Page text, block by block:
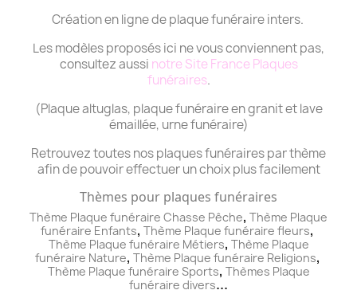
Création en ligne de plaque funéraire inters.
Les modèles proposés ici ne vous conviennent pas,
consultez aussi notre Site France Plaques
funéraires.
(Plaque altuglas, plaque funéraire en granit et lave
émaillée, urne funéraire)
Retrouvez toutes nos plaques funéraires par thème
afin de pouvoir effectuer un choix plus facilement
Thèmes pour plaques funéraires
Thème Plaque funéraire Chasse Pêche, Thème Plaque
funéraire Enfants, Thème Plaque funéraire fleurs,
Thème Plaque funéraire Métiers, Thème Plaque
funéraire Nature, Thème Plaque funéraire Religions,
Thème Plaque funéraire Sports, Thèmes Plaque
funéraire divers...